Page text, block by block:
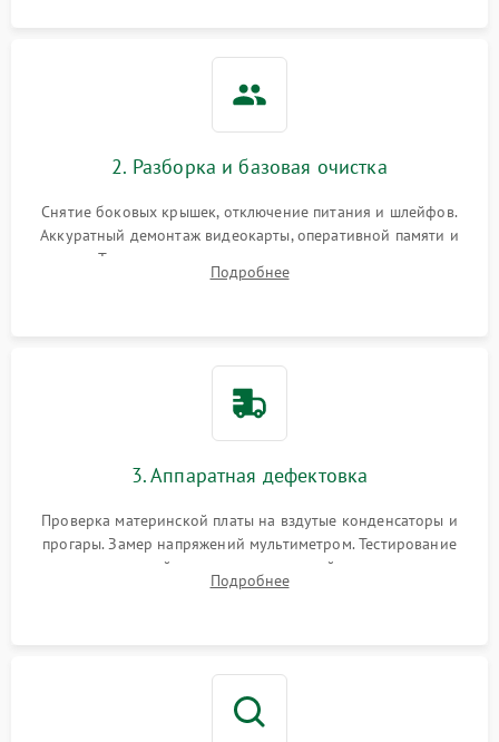
2. Разборка и базовая очистка
Снятие боковых крышек, отключение питания и шлейфов.
Аккуратный демонтаж видеокарты, оперативной памяти и
кулеров. Тщательная очистка корпуса и радиаторов от пыли
с помощью сжатого воздуха для предотвращения
Подробнее
3. Аппаратная дефектовка
Проверка материнской платы на вздутые конденсаторы и
прогары. Замер напряжений мультиметром. Тестирование
оперативной памяти и накопителей с помощью
диагностического ПО для выявления сбойных секторов и
Подробнее